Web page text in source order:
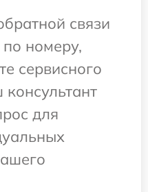
связи
номеру,
сервисного
для